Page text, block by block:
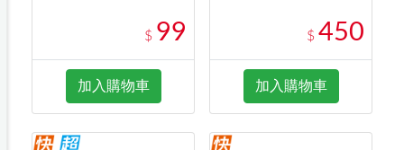
$ 99
加入購物車
$ 450
加入購物車